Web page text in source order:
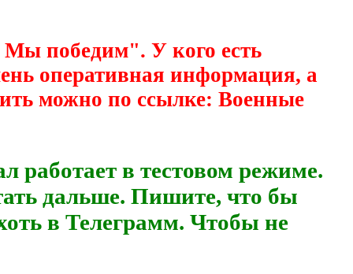
Мы победим". У кого есть
оперативная информация, а
можно по ссылке: Военные
в тестовом режиме.
дальше. Пишите, что бы
в Телеграмм. Чтобы не